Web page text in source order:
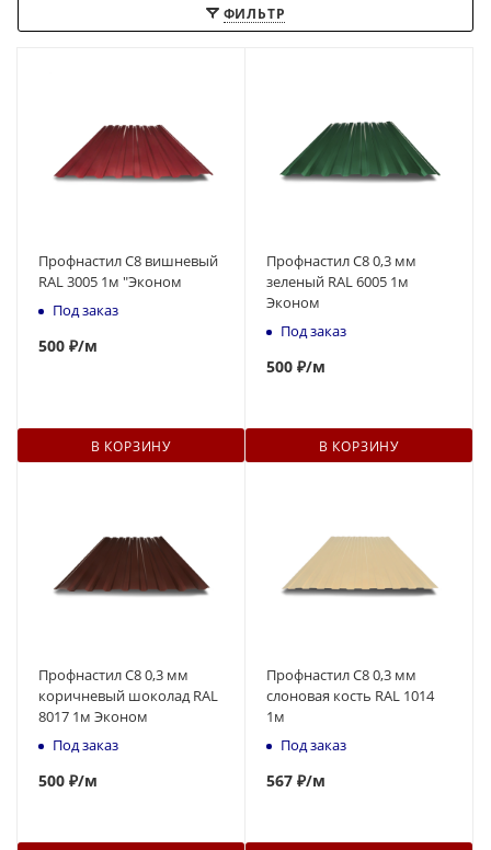
ФИЛЬТР
Профнастил С8 вишневый
RAL 3005 1м "Эконом
Под заказ
500 ₽/м
В КОРЗИНУ
Профнастил С8 0,3 мм
зеленый RAL 6005 1м
Эконом
Под заказ
500 ₽/м
В КОРЗИНУ
Профнастил С8 0,3 мм
коричневый шоколад RAL
8017 1м Эконом
Под заказ
500 ₽/м
Профнастил С8 0,3 мм
слоновая кость RAL 1014
1м
Под заказ
567 ₽/м